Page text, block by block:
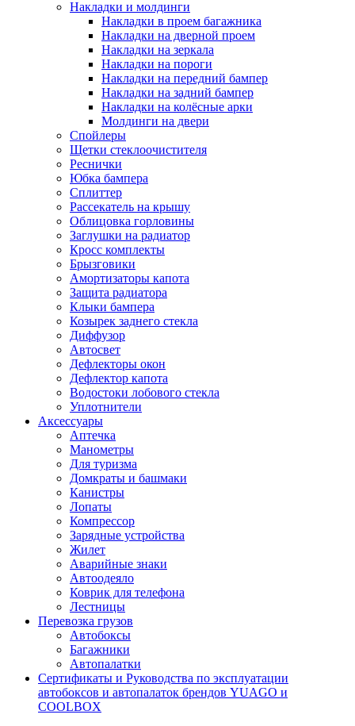
Накладки и молдинги
Накладки в проем багажника
Накладки на дверной проем
Накладки на зеркала
Накладки на пороги
Накладки на передний бампер
Накладки на задний бампер
Накладки на колёсные арки
Молдинги на двери
Спойлеры
Щетки стеклоочистителя
Реснички
Юбка бампера
Сплиттер
Рассекатель на крышу
Облицовка горловины
Заглушки на радиатор
Кросс комплекты
Брызговики
Амортизаторы капота
Защита радиатора
Клыки бампера
Козырек заднего стекла
Диффузор
Автосвет
Дефлекторы окон
Дефлектор капота
Водостоки лобового стекла
Уплотнители
Аксессуары
Аптечка
Манометры
Для туризма
Домкраты и башмаки
Канистры
Лопаты
Компрессор
Зарядные устройства
Жилет
Аварийные знаки
Автоодеяло
Коврик для телефона
Лестницы
Перевозка грузов
Автобоксы
Багажники
Автопалатки
Сертификаты и Руководства по эксплуатации
автобоксов и автопалаток брендов YUAGO и
COOLBOX